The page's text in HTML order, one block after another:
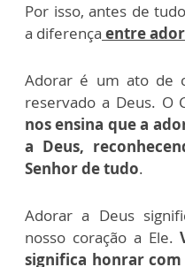
Por isso, antes de
a diferença entre
Adorar é um ato de
reservado a Deus. O
nos ensina que a
a Deus,
Senhor de tudo.
Adorar a Deus
nosso coração a Ele.
significa honrar